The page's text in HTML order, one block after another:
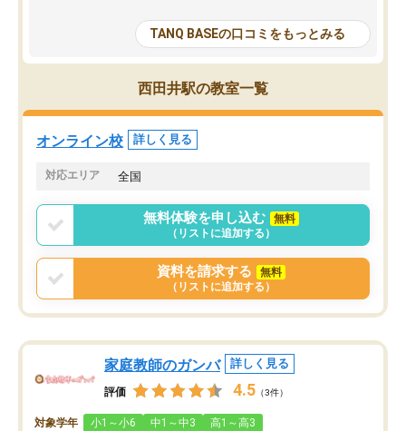
大学生の目だけでなく、数人の大人に
も目を通して頂ける。そのため多くの
意見を聞くことができ、より良いもの
を推敲することが可能だ。
どの人も優しく、親身に接してくださ
るのでやる気も出て、良かったで
す！！
総合型選抜対策として志
接・小論文などの技術指
ション内容になっていま
を社会人として働いてい
標を見つける事が出来ま
TANQ BASEの口コミをもっとみる
西田井駅の教室一覧
オンライン校 詳しく見る
対応エリア 全国
無料体験を申し込む
無料
（リストに追加する）
資料を請求する
無料
（リストに追加する）
家庭教師のガンバ 詳しく見る
評価 4.5 （3件）
対象学年 小1～小6 中1～中3 高1～高3